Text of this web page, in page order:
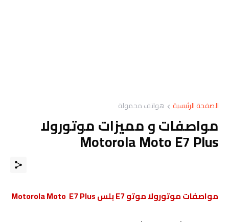
الصفحة الرئيسية هواتف محمولة
مواصفات و مميزات موتورولا
Motorola Moto E7 Plus
مواصفات موتورولا موتو E7 بلس Motorola Moto E7 Plus